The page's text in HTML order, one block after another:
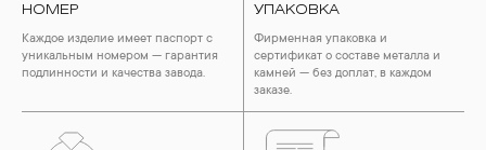
НОМЕР
Каждое изделие имеет паспорт с
уникальным номером — гарантия
подлинности и качества завода.
УПАКОВКА
Фирменная упаковка и
сертификат о составе металла и
камней — без доплат, в каждом
заказе.